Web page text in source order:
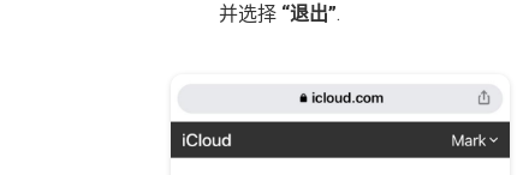
并选择 “退出”.